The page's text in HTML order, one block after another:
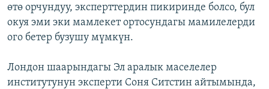
өтө орчундуу, эксперттердин пикиринде болсо, бул
окуя эми эки мамлекет ортосундагы мамилелерди
ого бетер бузушу мүмкүн.
Лондон шаарындагы Эл аралык маселелер
институтунун эксперти Соня Ситстин айтымында,